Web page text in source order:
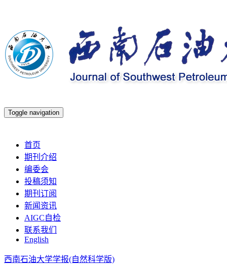
Toggle navigation
首页
期刊介绍
编委会
投稿须知
期刊订阅
新闻资讯
AIGC自检
联系我们
English
西南石油大学学报(自然科学版)